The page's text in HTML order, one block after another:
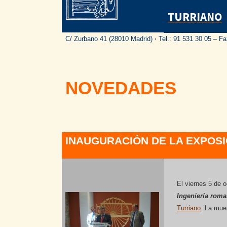
TURRIANO
C/ Zurbano 41 (28010 Madrid)· Tel.: 91 531 30 05 –
NOVEDADES
INAUGURACIÓN DE LA
El viernes 5 de
Ingeniería
Turriano. La